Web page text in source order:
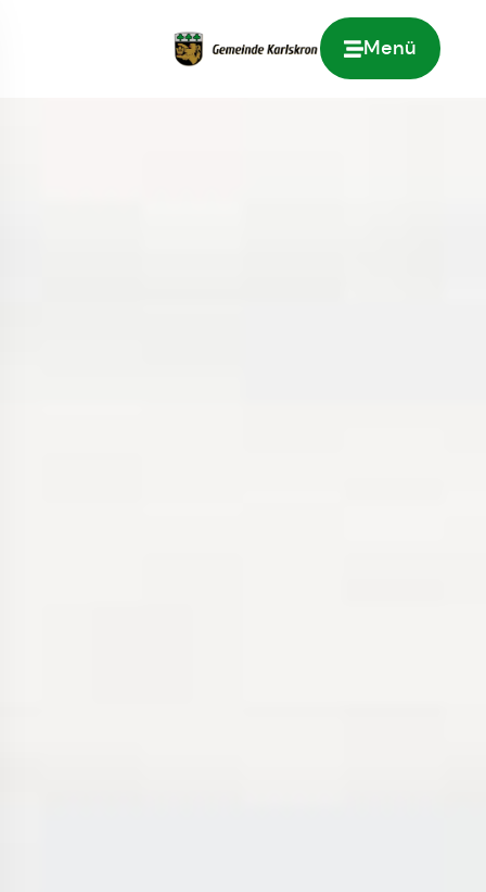
Menü